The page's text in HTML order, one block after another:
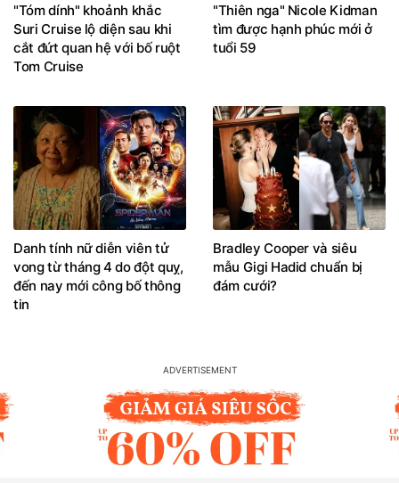
"Tóm dính" khoảnh khắc
Suri Cruise lộ diện sau khi
cắt đứt quan hệ với bố ruột
Tom Cruise
"Thiên nga" Nicole Kidman
tìm được hạnh phúc mới ở
tuổi 59
Danh tính nữ diễn viên tử
vong từ tháng 4 do đột quỵ,
đến nay mới công bố thông
tin
Bradley Cooper và siêu
mẫu Gigi Hadid chuẩn bị
đám cưới?